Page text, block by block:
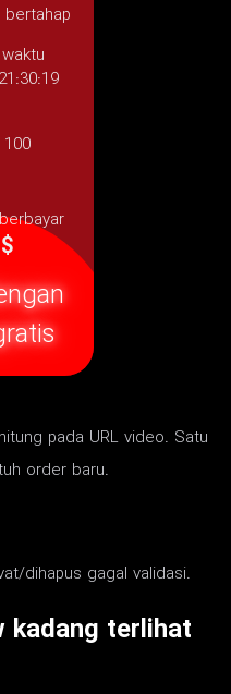
bertahap
100
pada URL video. Satu
order baru.
dihapus gagal validasi.
kadang terlihat